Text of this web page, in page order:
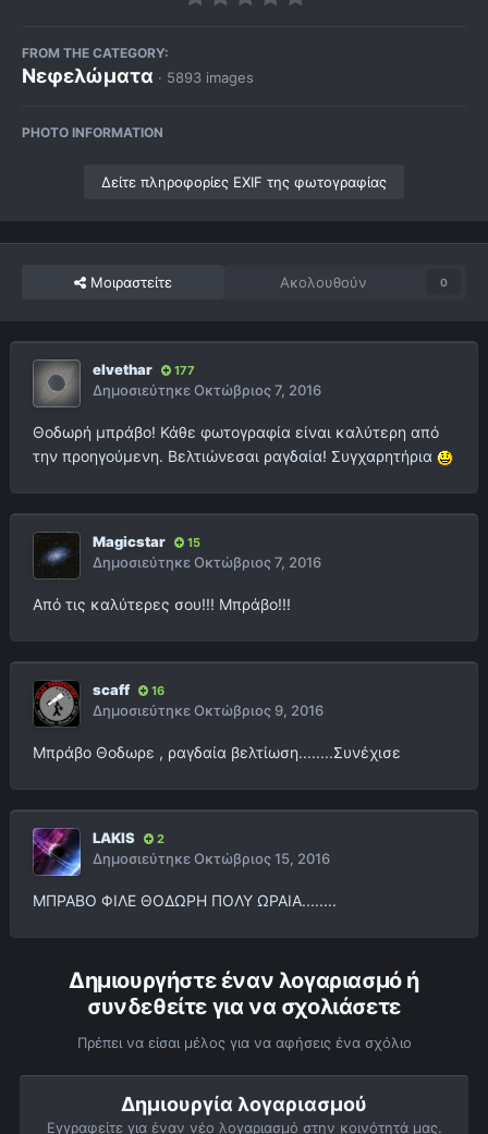
FROM THE CATEGORY:
Νεφελώματα · 5893 images
PHOTO INFORMATION
Δείτε πληροφορίες EXIF της φωτογραφίας
Μοιραστείτε Ακολουθούν 0
elvethar 177
ΔημοσιεύτηκεΟκτώβριος 7, 2016
Θοδωρή μπράβο! Κάθε φωτογραφία είναι καλύτερη από
την προηγούμενη. Βελτιώνεσαι ραγδαία! Συγχαρητήρια
Magicstar 15
ΔημοσιεύτηκεΟκτώβριος 7, 2016
Από τις καλύτερες σου!!! Μπράβο!!!
scaff 16
ΔημοσιεύτηκεΟκτώβριος 9, 2016
Μπράβο Θοδωρε , ραγδαία βελτίωση........Συνέχισε
LAKIS 2
ΔημοσιεύτηκεΟκτώβριος 15, 2016
ΜΠΡΑΒΟ ΦΙΛΕ ΘΟΔΩΡΗ ΠΟΛΥ ΩΡΑΙΑ........
Δημιουργήστε έναν λογαριασμό ή
συνδεθείτε για να σχολιάσετε
Πρέπει να είσαι μέλος για να αφήσεις ένα σχόλιο
Δημιουργία λογαριασμού
Εγγραφείτε για έναν νέο λογαριασμό στην κοινότητά μας.